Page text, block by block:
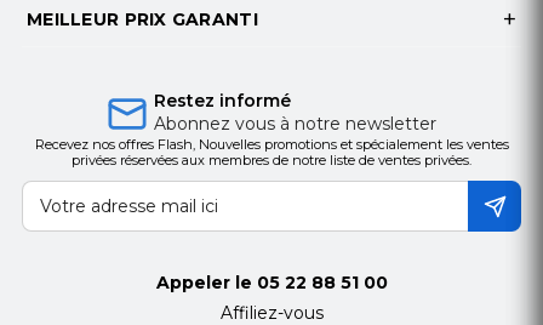
MEILLEUR PRIX GARANTI
Restez informé
Abonnez vous à notre newsletter
Recevez nos offres Flash, Nouvelles promotions et spécialement les ventes
privées réservées aux membres de notre liste de ventes privées.
Appeler le 05 22 88 51 00
Affiliez-vous